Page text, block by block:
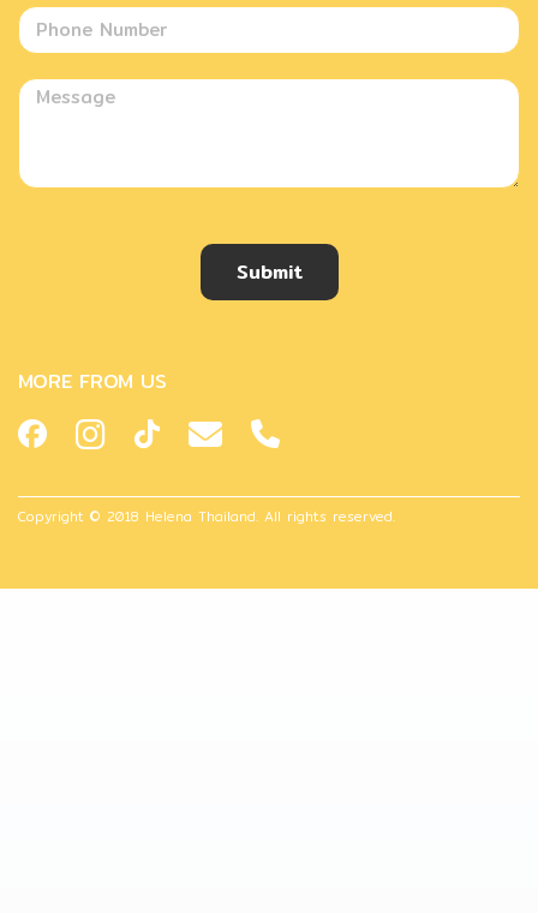
Submit
MORE FROM US
Copyright © 2018 Helena Thailand. All rights reserved.